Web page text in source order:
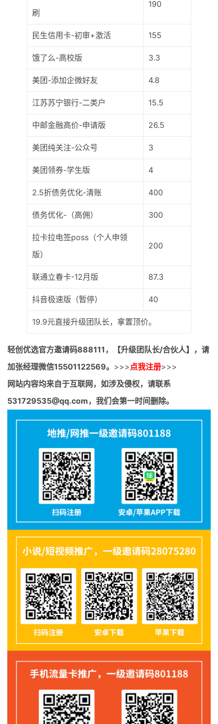
刷
190
民生信用卡-初审+激活 155
饿了么-高校版 3.3
美团-添加企微好友 4.8
江苏苏宁银行-二类户 15.5
中邮金融高价-申请版 26.5
美团纯关注-公众号 3
美团领券-学生版 4
2.5折债务优化-清账 400
债务优化-（高佣） 300
拉卡拉电签poss（个人申领
版）
200
联通立春卡-12月版 87.3
抖音极速版（暂停） 40
19.9元直接升级团队长，拿置顶价。
轻创优选官方邀请码888111，【升级团队长/合伙人】，请
加张经理微信15501122569。 >>> 点我注册>>>
网站内容均来自于互联网，如涉及侵权，请联系
531729535@qq.com，我们会第一时间删除。